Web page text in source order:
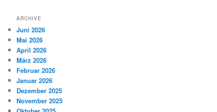
ARCHIVE
Juni 2026
Mai 2026
April 2026
März 2026
Februar 2026
Januar 2026
Dezember 2025
November 2025